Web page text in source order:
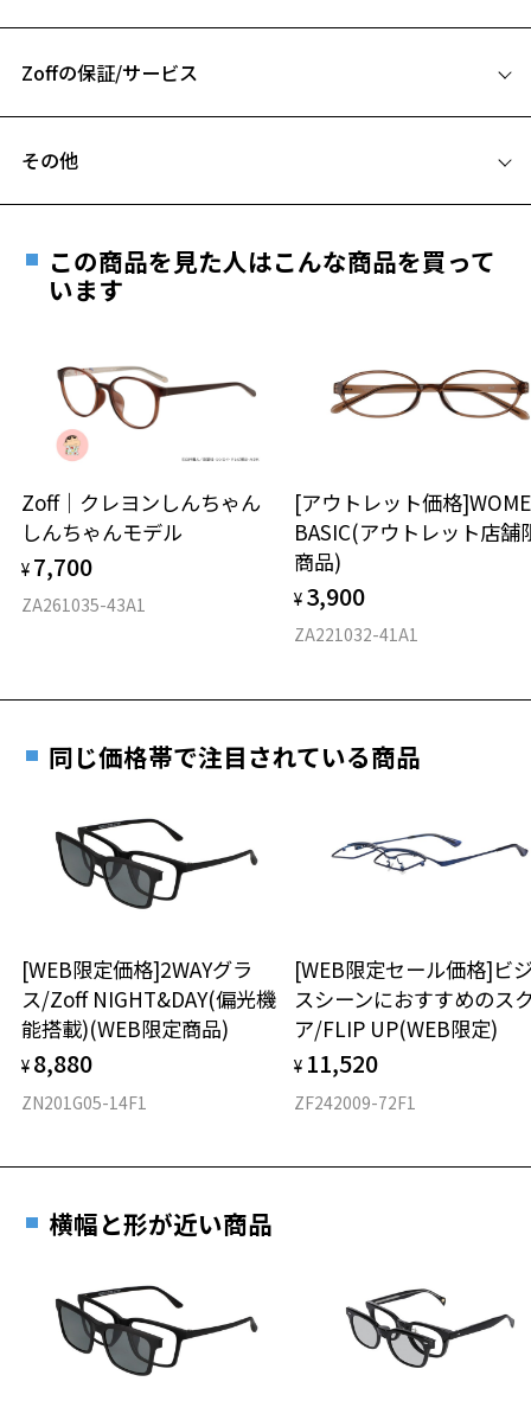
※柄や色味の出方に個体差があり、画像と異なる場合がございます。
※アウトレット商品は、販売から一定期間経過した商品などです。キ
B ブリッジ(鼻部分)の横幅：19mm
お持ちのZoffメガネサイズを確認するには？
仕上がり寸法
D 仕上がりの横幅：約146mm
13.6g
※着脱式サングラス：デモレンズ、アタッチメント込みの重さ
タイプ
材質
フロント素材：S.E.Plastic
フレームとレンズの合計料金を知りたい方へ
Zoffの保証/サービス
安心1 フレーム１年間品質保証
きます。
※保証期間内に交換が行われた場合、保証期間は初期の期間から
延長されません。
安心2 視力測定無料
視力の変化を早めに発見するために、定期的な視
力測定をおすすめいたします。
安心3 かかり具合調整無料
す。
その他
ご希望のお客さまは、「レンズ交換券」をお選びのうえ、
最寄りのZoff実店舗にてレンズをお買い求めください。
※サングラスやパッケージ品では「レンズ交換券」はお選び
談ください。
＜メガネの度数情報がわからない方へ＞
オンラインストアでフレームのみ購入して、
実店舗で度付きにできます
ご購入時に「レンズ交換券」をお選びいただくと、実店舗で
度数を測定のうえ、度付きレンズ（標準セットレンズ）へ無
お近くのZoff実店舗にて度数を測定いただけます（無料）。
その際は記入用紙をダウンロードしてお使いください。
この商品を見た人はこんな商品を買って
います
Zoff｜クレヨンしんちゃん
しんちゃんモデル
¥ 7,700
ZA261035-43A1
[アウトレット価格
BASIC(アウトレット店舗
商品)
¥ 3,900
ZA221032-41A1
同じ価格帯で注目されている商品
[WEB限定価格]2WAYグラ
ス/Zoff NIGHT&DAY(偏光機
能搭載)(WEB限定商品)
¥ 8,880
ZN201G05-14F1
[WEB限定セール価格]ビ
スシーンにおすすめのス
ア/FLIP UP(WEB限定)
¥ 11,520
ZF242009-72F1
横幅と形が近い商品